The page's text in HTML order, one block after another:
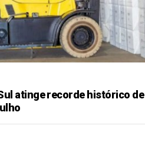
atinge recorde histórico de